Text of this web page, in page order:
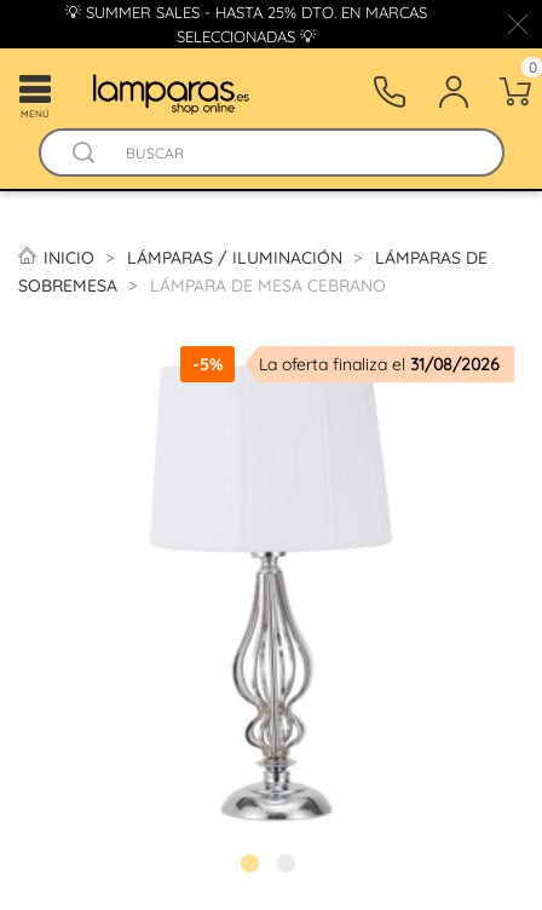
💡 SUMMER SALES - HASTA 25% DTO. EN MARCAS
SELECCIONADAS 💡
MENÚ
0
INICIO LÁMPARAS / ILUMINACIÓN
LÁMPARAS DE
SOBREMESA
LÁMPARA DE MESA CEBRANO
-5% La oferta finaliza el 31/08/2026